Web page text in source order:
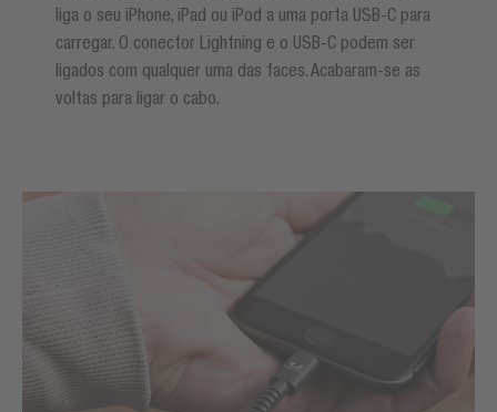
liga o seu iPhone, iPad ou iPod a uma porta USB-C para
carregar. O conector Lightning e o USB-C podem ser
ligados com qualquer uma das faces. Acabaram-se as
voltas para ligar o cabo.